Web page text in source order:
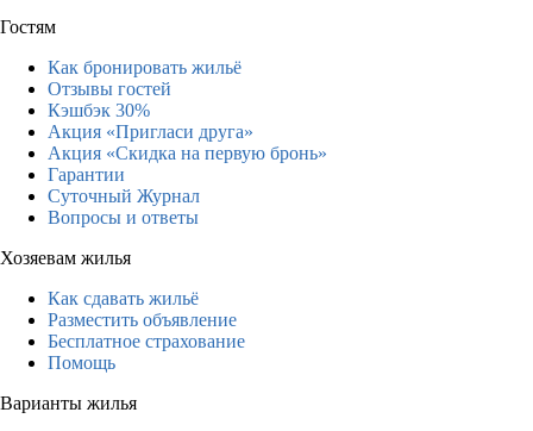
Гостям
Как бронировать жильё
Отзывы гостей
Кэшбэк 30%
Акция «Пригласи друга»
Акция «Скидка на первую бронь»
Гарантии
Суточный Журнал
Вопросы и ответы
Хозяевам жилья
Как сдавать жильё
Разместить объявление
Бесплатное страхование
Помощь
Варианты жилья